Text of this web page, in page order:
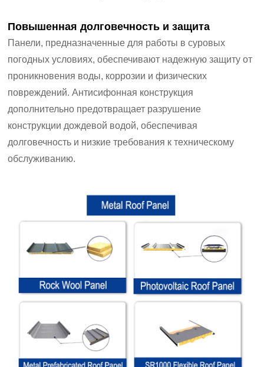
Повышенная долговечность и защита
Панели, предназначенные для работы в суровых
погодных условиях, обеспечивают надежную защиту от
проникновения воды, коррозии и физических
повреждений. Антисифонная конструкция
дополнительно предотвращает разрушение
конструкции дождевой водой, обеспечивая
долговечность и низкие требования к техническому
обслуживанию.